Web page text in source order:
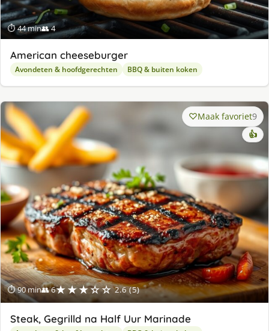
⏱ 44 min👥 4
American cheeseburger
Avondeten & hoofdgerechten BBQ & buiten koken
⏱ 90 min👥 6★★★☆☆ 2.6 (5)
Maak favoriet9
👍
Steak, Gegrilld na Half Uur Marinade